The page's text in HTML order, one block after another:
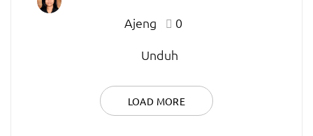
Ajeng
0
Unduh
LOAD MORE